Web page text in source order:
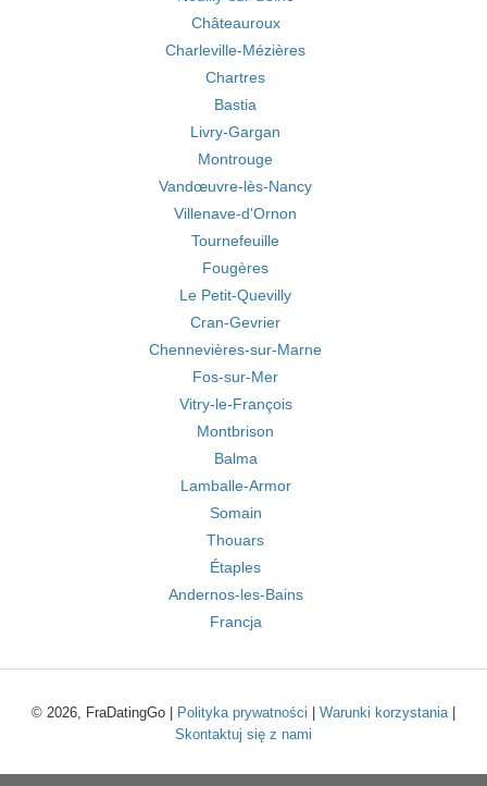
Châteauroux
Charleville-Mézières
Chartres
Bastia
Livry-Gargan
Montrouge
Vandœuvre-lès-Nancy
Villenave-d'Ornon
Tournefeuille
Fougères
Le Petit-Quevilly
Cran-Gevrier
Chennevières-sur-Marne
Fos-sur-Mer
Vitry-le-François
Montbrison
Balma
Lamballe-Armor
Somain
Thouars
Étaples
Andernos-les-Bains
Francja
© 2026, FraDatingGo | Polityka prywatności Warunki korzystania|
Skontaktuj się z nami